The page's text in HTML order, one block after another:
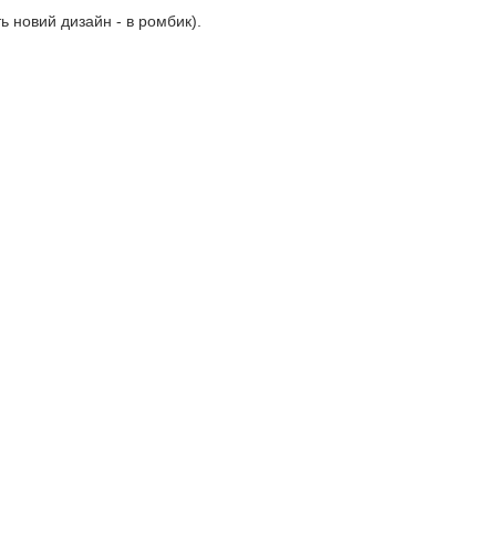
новий дизайн - в ромбик).